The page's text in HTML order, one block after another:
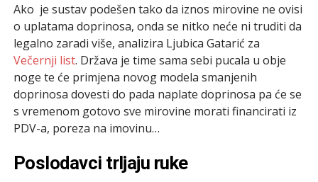
Ako je sustav podešen tako da iznos mirovine ne ovisi
o uplatama doprinosa, onda se nitko neće ni truditi da
legalno zaradi više, analizira Ljubica Gatarić za
Večernji list. Država je time sama sebi pucala u obje
noge te će primjena novog modela smanjenih
doprinosa dovesti do pada naplate doprinosa pa će se
s vremenom gotovo sve mirovine morati financirati iz
PDV-a, poreza na imovinu…
Poslodavci trljaju ruke